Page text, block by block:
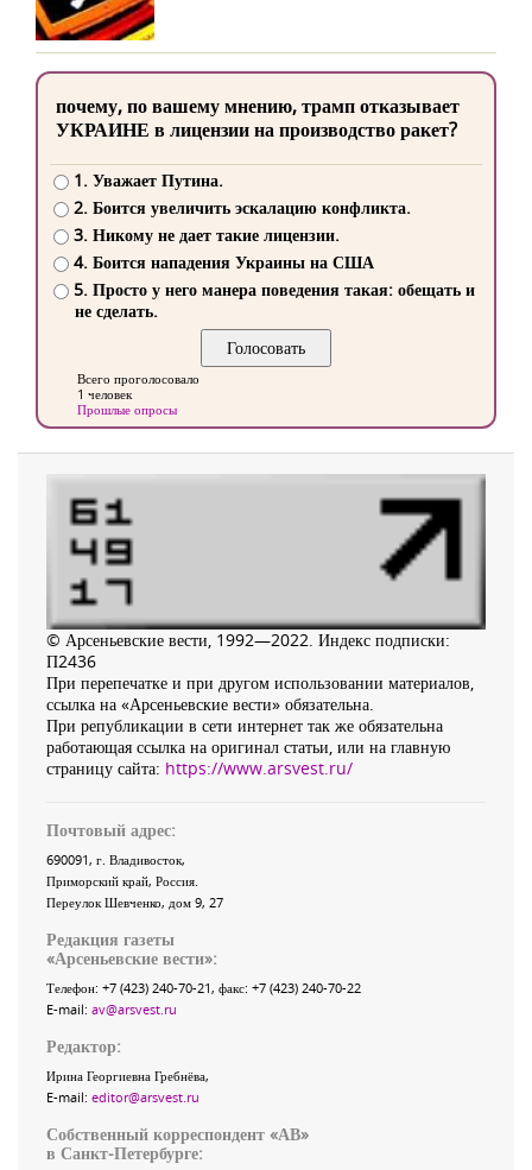
почему, по вашему мнению, трамп отказывает
УКРАИНЕ в лицензии на производство ракет?
1. Уважает Путина.
2. Боится увеличить эскалацию конфликта.
3. Никому не дает такие лицензии.
4. Боится нападения Украины на США
5. Просто у него манера поведения такая: обещать и
не сделать.
Всего проголосовало
1 человек
Прошлые опросы
© Арсеньевские вести, 1992—2022. Индекс подписки:
П2436
При перепечатке и при другом использовании материалов,
ссылка на «Арсеньевские вести» обязательна.
При републикации в сети интернет так же обязательна
работающая ссылка на оригинал статьи, или на главную
страницу сайта: https://www.arsvest.ru/
Почтовый адрес:
690091, г. Владивосток,
Приморский край, Россия
Переулок Шевченко, дом 9, 27
Редакция газеты
«Арсеньевские вести»:
Телефон: +7 (423) 240-70-21, факс: +7 (423) 240-70-22
E-mail: av@arsvest.ru
Редактор:
Ирина Георгиевна Гребнёва,
E-mail: editor@arsvest.ru
Собственный корреспондент «АВ»
в Санкт-Петербурге: